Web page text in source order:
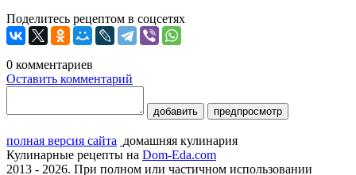
Поделитесь рецептом в соцсетях
0 комментариев
Оставить комментарий
добавить предпросмотр
полная версия сайта домашняя кулинария
Кулинарные рецепты на Dom-Eda.com
2013 - 2026. При полном или частичном использовании